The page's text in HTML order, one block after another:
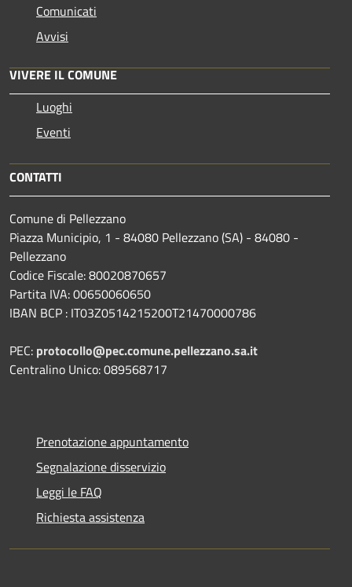
Comunicati
Avvisi
VIVERE IL COMUNE
Luoghi
Eventi
CONTATTI
Comune di Pellezzano
Piazza Municipio, 1 - 84080 Pellezzano (SA) - 84080 -
Pellezzano
Codice Fiscale: 80020870657
Partita IVA: 00650060650
IBAN BCP : IT03Z0514215200T21470000786
PEC: protocollo@pec.comune.pellezzano.sa.it
Centralino Unico: 089568717
Prenotazione appuntamento
Segnalazione disservizio
Leggi le FAQ
Richiesta assistenza